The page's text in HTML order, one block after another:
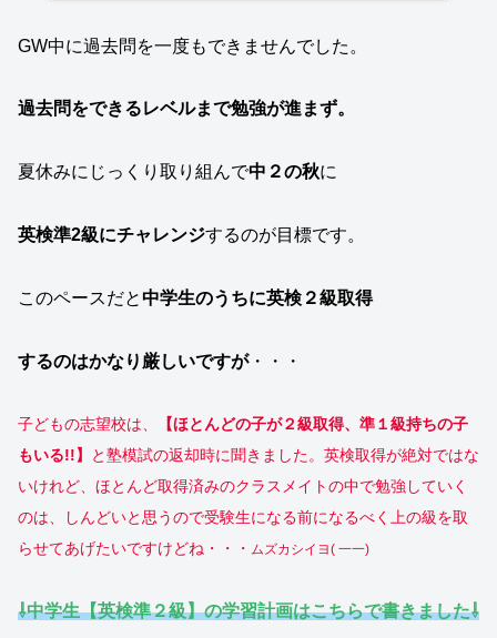
GW中に過去問を一度もできませんでした。
過去問をできるレベルまで勉強が進まず。
夏休みにじっくり取り組んで中２の秋に
英検準2級にチャレンジするのが目標です。
このペースだと中学生のうちに英検２級取得
するのはかなり厳しいですが・・・
子どもの志望校は、
【ほとんどの子が２級取得、準１級持ちの子
もいる!!】
と塾模試の返却時に聞きました。英検取得が絶対ではな
いけれど、ほとんど取得済みのクラスメイトの中で勉強していく
のは、しんどいと思うので受験生になる前になるべく上の級を取
らせてあげたいですけどね・・・ ムズカシイヨ( 一一)
⇩中学生【英検準２級】の学習計画はこちらで書きました⇩